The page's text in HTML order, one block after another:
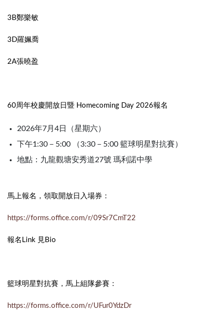
3B鄭樂敏
3D羅姵喬
2A張曉盈
60周年校慶開放日暨 Homecoming Day 2026報名
2026年7月4日（星期六）
下午1:30－5:00 （3:30－5:00 籃球明星對抗賽）
地點：九龍觀塘安秀道27號 瑪利諾中學
馬上報名，領取開放日入場券：
https://forms.office.com/r/09Sr7CmT22
報名Link 見Bio
籃球明星對抗賽，馬上組隊參賽：
https://forms.office.com/r/UFur0YdzDr